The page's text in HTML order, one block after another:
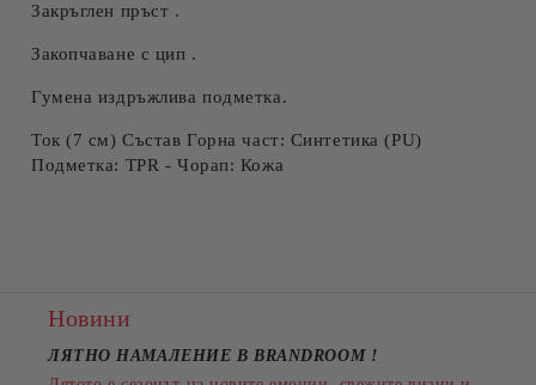
Закръглен пръст .
Закопчаване с цип .
Гумена издръжлива подметка.
Ток (7 см) Състав Горна част: Синтетика (PU)
Подметка: TPR - Чорап: Кожа
Новини
ЛЯТНО НАМАЛЕНИЕ В BRANDROOM !